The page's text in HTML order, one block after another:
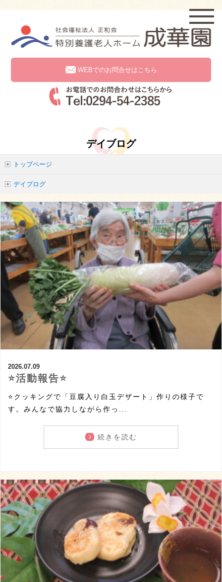
WEBでのお問合せはこちら
デイブログ
トップページ
デイブログ
2026.07.09
⭐活動報告⭐
⭐クッキングで「豆腐入り白玉デザート」作りの様子で
す。みんなで協力しながら作っ...
続きを読む